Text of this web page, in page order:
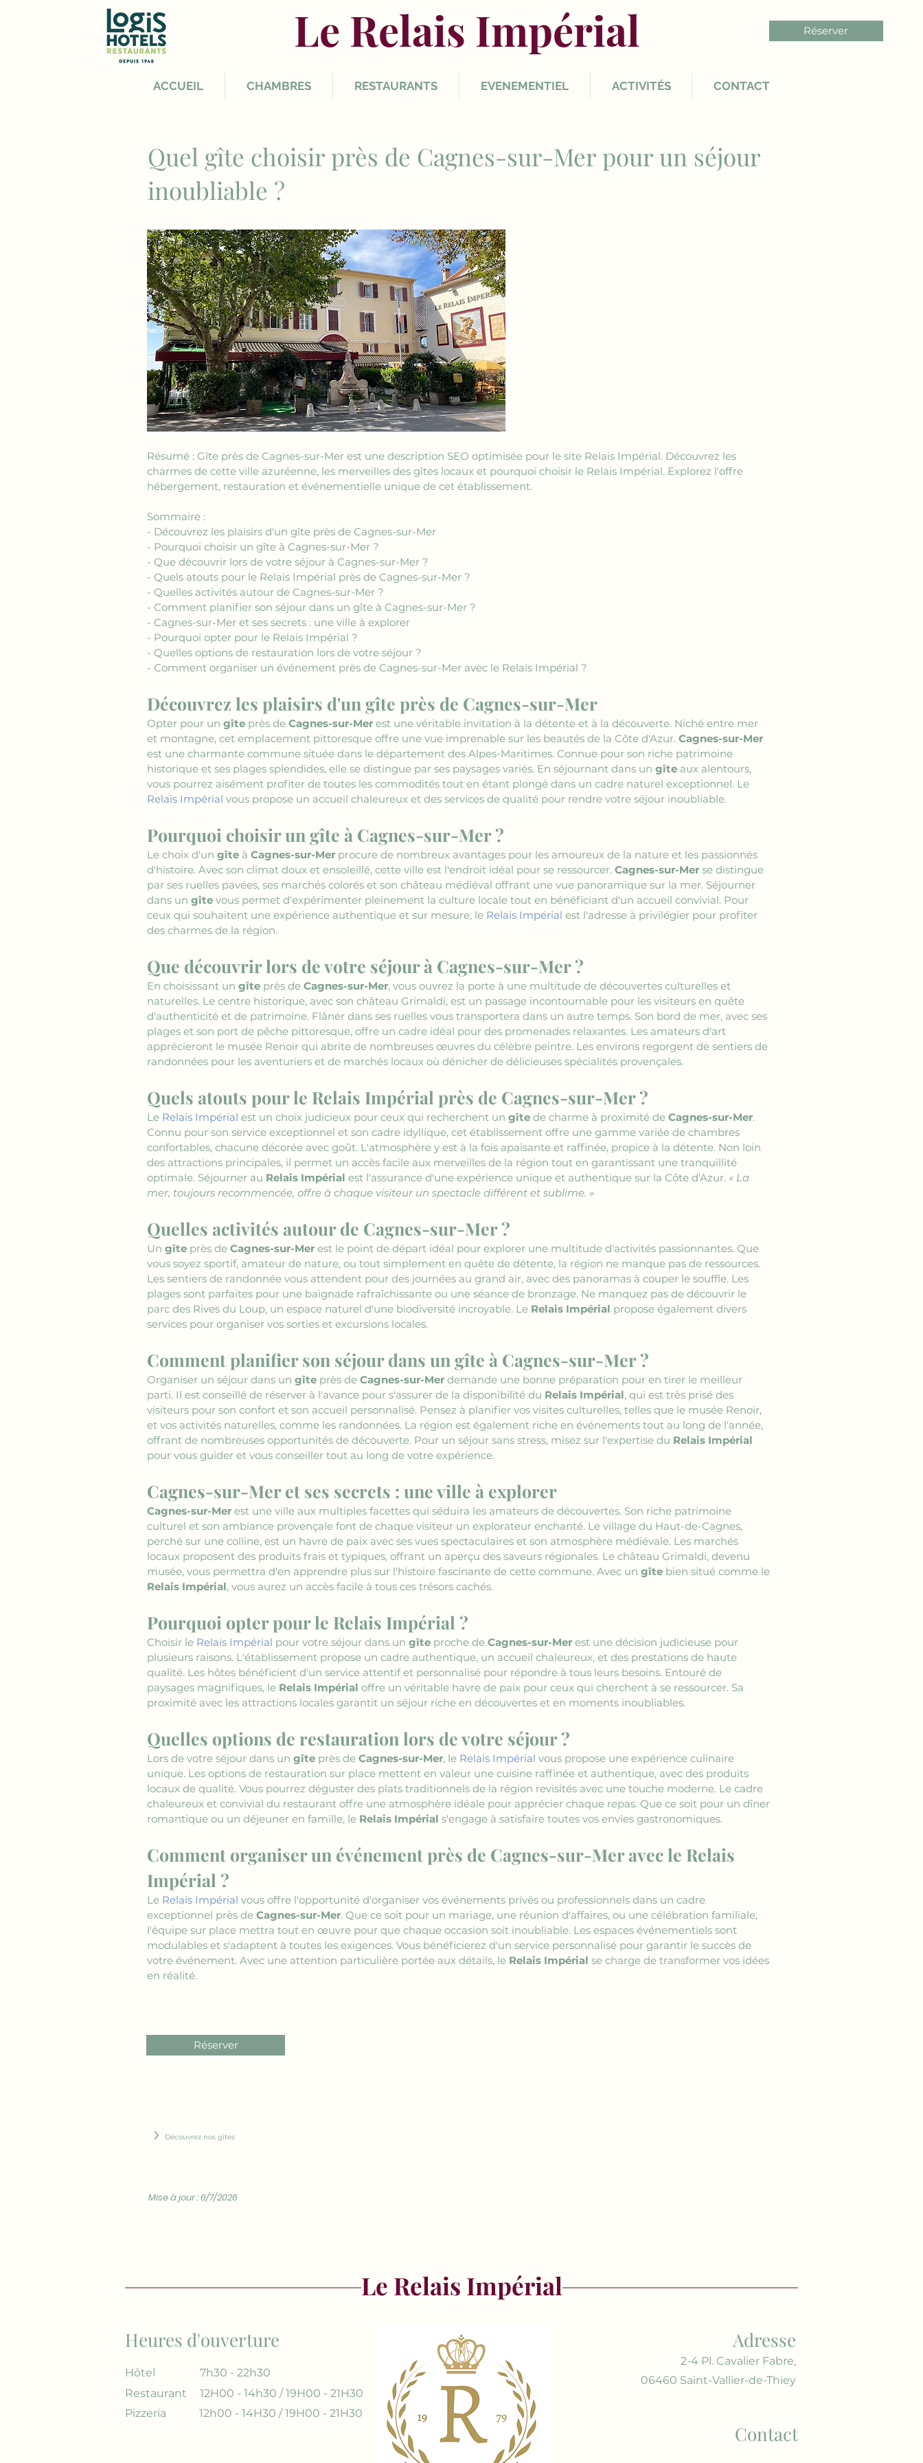
Le Relais Impérial Réserver
ACCUEIL CHAMBRES RESTAURANTS EVENEMENTIEL ACTIVITÉS CONTACT
Quel gîte choisir près de Cagnes-sur-Mer pour un séjour
inoubliable ?
Résumé : Gîte près de Cagnes-sur-Mer est une description SEO optimisée pour le site Relais Impérial. Découvrez les
charmes de cette ville azuréenne, les merveilles des gîtes locaux et pourquoi choisir le Relais Impérial. Explorez l'offre
hébergement, restauration et événementielle unique de cet établissement.
Sommaire :
- Découvrez les plaisirs d'un gîte près de Cagnes-sur-Mer
- Pourquoi choisir un gîte à Cagnes-sur-Mer ?
- Que découvrir lors de votre séjour à Cagnes-sur-Mer ?
- Quels atouts pour le Relais Impérial près de Cagnes-sur-Mer ?
- Quelles activités autour de Cagnes-sur-Mer ?
- Comment planifier son séjour dans un gîte à Cagnes-sur-Mer ?
- Cagnes-sur-Mer et ses secrets : une ville à explorer
- Pourquoi opter pour le Relais Impérial ?
- Quelles options de restauration lors de votre séjour ?
- Comment organiser un événement près de Cagnes-sur-Mer avec le Relais Impérial ?
Découvrez les plaisirs d'un gîte près de Cagnes-sur-Mer
Opter pour un gîte près de Cagnes-sur-Mer est une véritable invitation à la détente et à la découverte. Niché entre mer
et montagne, cet emplacement pittoresque offre une vue imprenable sur les beautés de la Côte d'Azur. Cagnes-sur-Mer
est une charmante commune située dans le département des Alpes-Maritimes. Connue pour son riche patrimoine
historique et ses plages splendides, elle se distingue par ses paysages variés. En séjournant dans un gîte aux alentours,
vous pourrez aisément profiter de toutes les commodités tout en étant plongé dans un cadre naturel exceptionnel. Le
Relais Impérial vous propose un accueil chaleureux et des services de qualité pour rendre votre séjour inoubliable.
Pourquoi choisir un gîte à Cagnes-sur-Mer ?
Le choix d'un gîte à Cagnes-sur-Mer procure de nombreux avantages pour les amoureux de la nature et les passionnés
d'histoire. Avec son climat doux et ensoleillé, cette ville est l'endroit idéal pour se ressourcer. Cagnes-sur-Mer se distingue
par ses ruelles pavées, ses marchés colorés et son château médiéval offrant une vue panoramique sur la mer. Séjourner
dans un gîte vous permet d'expérimenter pleinement la culture locale tout en bénéficiant d'un accueil convivial. Pour
ceux qui souhaitent une expérience authentique et sur mesure, le Relais Impérial est l'adresse à privilégier pour profiter
des charmes de la région.
Que découvrir lors de votre séjour à Cagnes-sur-Mer ?
En choisissant un gîte près de Cagnes-sur-Mer, vous ouvrez la porte à une multitude de découvertes culturelles et
naturelles. Le centre historique, avec son château Grimaldi, est un passage incontournable pour les visiteurs en quête
d'authenticité et de patrimoine. Flâner dans ses ruelles vous transportera dans un autre temps. Son bord de mer, avec ses
plages et son port de pêche pittoresque, offre un cadre idéal pour des promenades relaxantes. Les amateurs d'art
apprécieront le musée Renoir qui abrite de nombreuses œuvres du célèbre peintre. Les environs regorgent de sentiers de
randonnées pour les aventuriers et de marchés locaux où dénicher de délicieuses spécialités provençales.
Quels atouts pour le Relais Impérial près de Cagnes-sur-Mer ?
Le Relais Impérial est un choix judicieux pour ceux qui recherchent un gîte de charme à proximité de Cagnes-sur-Mer.
Connu pour son service exceptionnel et son cadre idyllique, cet établissement offre une gamme variée de chambres
confortables, chacune décorée avec goût. L'atmosphère y est à la fois apaisante et raffinée, propice à la détente. Non loin
des attractions principales, il permet un accès facile aux merveilles de la région tout en garantissant une tranquillité
optimale. Séjourner au Relais Impérial est l'assurance d'une expérience unique et authentique sur la Côte d'Azur. « La
mer, toujours recommencée, offre à chaque visiteur un spectacle différent et sublime. »
Quelles activités autour de Cagnes-sur-Mer ?
Un gîte près de Cagnes-sur-Mer est le point de départ idéal pour explorer une multitude d'activités passionnantes. Que
vous soyez sportif, amateur de nature, ou tout simplement en quête de détente, la région ne manque pas de ressources.
Les sentiers de randonnée vous attendent pour des journées au grand air, avec des panoramas à couper le souffle. Les
plages sont parfaites pour une baignade rafraîchissante ou une séance de bronzage. Ne manquez pas de découvrir le
parc des Rives du Loup, un espace naturel d'une biodiversité incroyable. Le Relais Impérial propose également divers
services pour organiser vos sorties et excursions locales.
Comment planifier son séjour dans un gîte à Cagnes-sur-Mer ?
Organiser un séjour dans un gîte près de Cagnes-sur-Mer demande une bonne préparation pour en tirer le meilleur
parti. Il est conseillé de réserver à l'avance pour s'assurer de la disponibilité du Relais Impérial, qui est très prisé des
visiteurs pour son confort et son accueil personnalisé. Pensez à planifier vos visites culturelles, telles que le musée Renoir,
et vos activités naturelles, comme les randonnées. La région est également riche en événements tout au long de l'année,
offrant de nombreuses opportunités de découverte. Pour un séjour sans stress, misez sur l'expertise du Relais Impérial
pour vous guider et vous conseiller tout au long de votre expérience.
Cagnes-sur-Mer et ses secrets : une ville à explorer
Cagnes-sur-Mer est une ville aux multiples facettes qui séduira les amateurs de découvertes. Son riche patrimoine
culturel et son ambiance provençale font de chaque visiteur un explorateur enchanté. Le village du Haut-de-Cagnes,
perché sur une colline, est un havre de paix avec ses vues spectaculaires et son atmosphère médiévale. Les marchés
locaux proposent des produits frais et typiques, offrant un aperçu des saveurs régionales. Le château Grimaldi, devenu
musée, vous permettra d'en apprendre plus sur l'histoire fascinante de cette commune. Avec un gîte bien situé comme le
Relais Impérial, vous aurez un accès facile à tous ces trésors cachés.
Pourquoi opter pour le Relais Impérial ?
Choisir le Relais Impérial pour votre séjour dans un gîte proche de Cagnes-sur-Mer est une décision judicieuse pour
plusieurs raisons. L'établissement propose un cadre authentique, un accueil chaleureux, et des prestations de haute
qualité. Les hôtes bénéficient d'un service attentif et personnalisé pour répondre à tous leurs besoins. Entouré de
paysages magnifiques, le Relais Impérial offre un véritable havre de paix pour ceux qui cherchent à se ressourcer. Sa
proximité avec les attractions locales garantit un séjour riche en découvertes et en moments inoubliables.
Quelles options de restauration lors de votre séjour ?
Lors de votre séjour dans un gîte près de Cagnes-sur-Mer, le Relais Impérial vous propose une expérience culinaire
unique. Les options de restauration sur place mettent en valeur une cuisine raffinée et authentique, avec des produits
locaux de qualité. Vous pourrez déguster des plats traditionnels de la région revisités avec une touche moderne. Le cadre
chaleureux et convivial du restaurant offre une atmosphère idéale pour apprécier chaque repas. Que ce soit pour un dîner
romantique ou un déjeuner en famille, le Relais Impérial s'engage à satisfaire toutes vos envies gastronomiques.
Comment organiser un événement près de Cagnes-sur-Mer avec le Relais
Impérial ?
Le Relais Impérial vous offre l'opportunité d'organiser vos événements privés ou professionnels dans un cadre
exceptionnel près de Cagnes-sur-Mer. Que ce soit pour un mariage, une réunion d'affaires, ou une célébration familiale,
l'équipe sur place mettra tout en œuvre pour que chaque occasion soit inoubliable. Les espaces événementiels sont
modulables et s'adaptent à toutes les exigences. Vous bénéficierez d'un service personnalisé pour garantir le succès de
votre événement. Avec une attention particulière portée aux détails, le Relais Impérial se charge de transformer vos idées
en réalité.
Réserver
Découvrez nos gîtes
Mise à jour : 6/7/2026
Le Relais Impérial
Heures d'ouverture
Hôtel
7h30 - 22h30
Restaurant
12H00 - 14h30 / 19H00 - 21H30
Pizzeria
12h00 - 14H30 / 19H00 - 21H30
Adresse
2-4 Pl. Cavalier Fabre,
06460 Saint-Vallier-de-Thiey
Contact